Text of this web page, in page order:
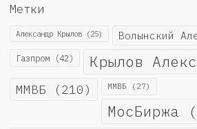
Метки
Александр Крылов (25) Волынский
Газпром (42) Крылов
ММВБ (210) ММВБ (27)
МосБиржа